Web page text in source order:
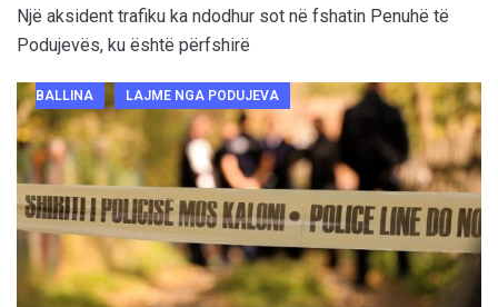
Një aksident trafiku ka ndodhur sot në fshatin Penuhë të
Podujevës, ku është përfshirë
BALLINA LAJME NGA PODUJEVA